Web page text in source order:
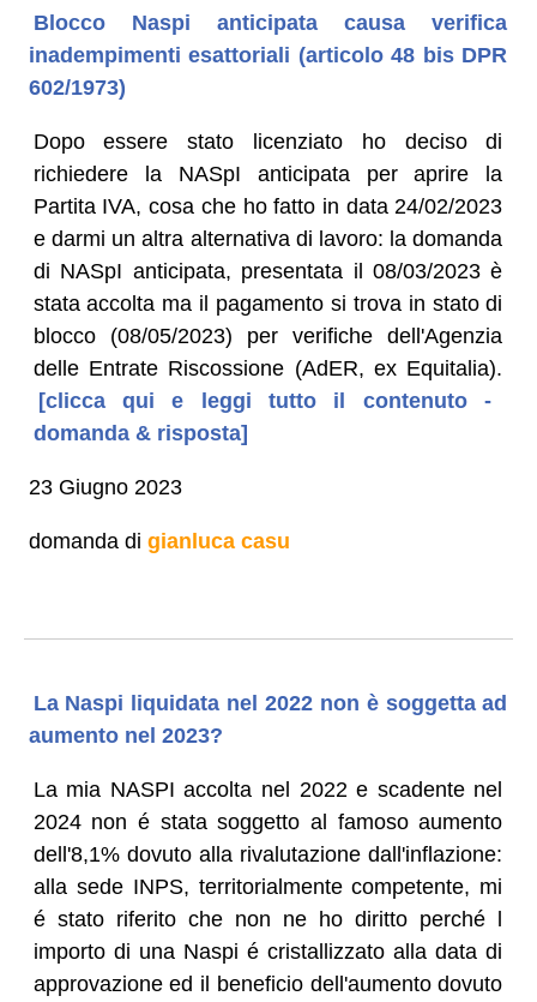
Blocco Naspi anticipata causa verifica
inadempimenti esattoriali (articolo 48 bis DPR
602/1973)
Dopo essere stato licenziato ho deciso di
richiedere la NASpI anticipata per aprire la
Partita IVA, cosa che ho fatto in data 24/02/2023
e darmi un altra alternativa di lavoro: la domanda
di NASpI anticipata, presentata il 08/03/2023 è
stata accolta ma il pagamento si trova in stato di
blocco (08/05/2023) per verifiche dell'Agenzia
delle Entrate Riscossione (AdER, ex Equitalia).
[clicca qui e leggi tutto il contenuto -
domanda & risposta]
23 Giugno 2023
domanda di gianluca casu
La Naspi liquidata nel 2022 non è soggetta ad
aumento nel 2023?
La mia NASPI accolta nel 2022 e scadente nel
2024 non é stata soggetto al famoso aumento
dell'8,1% dovuto alla rivalutazione dall'inflazione:
alla sede INPS, territorialmente competente, mi
é stato riferito che non ne ho diritto perché l
importo di una Naspi é cristallizzato alla data di
approvazione ed il beneficio dell'aumento dovuto